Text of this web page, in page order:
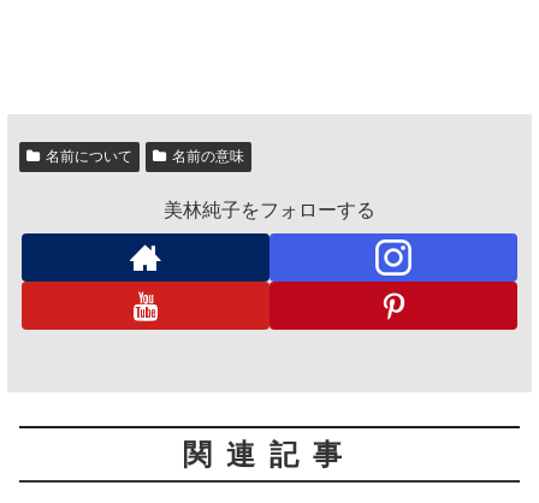
名前について 名前の意味
美林純子をフォローする
関連記事